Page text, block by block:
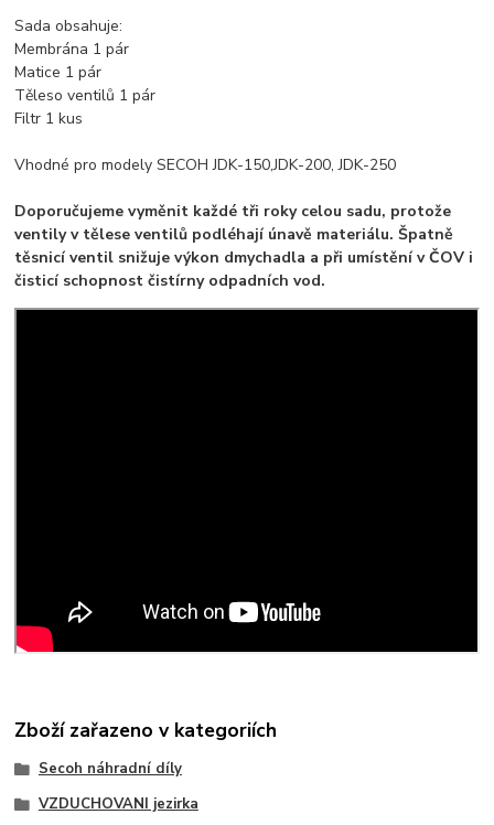
Sada obsahuje:
Membrána 1 pár
Matice 1 pár
Těleso ventilů 1 pár
Filtr 1 kus
Vhodné pro modely SECOH JDK-150,JDK-200, JDK-250
Doporučujeme vyměnit každé tři roky celou sadu, protože
ventily v tělese ventilů podléhají únavě materiálu. Špatně
těsnicí ventil snižuje výkon dmychadla a při umístění v ČOV i
čisticí schopnost čistírny odpadních vod.
Zboží zařazeno v kategoriích
Secoh náhradní díly
VZDUCHOVANI jezirka